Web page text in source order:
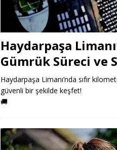
Haydarpaşa
Gümrük Süreci ve
Haydarpaşa Limanı’nda sıfır
güvenli bir şekilde keşfet!
🚚